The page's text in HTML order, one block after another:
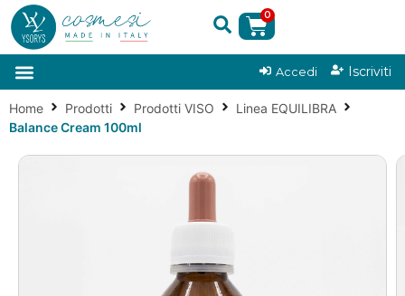
0
Accedi Iscriviti
Home Prodotti Prodotti VISO
Linea EQUILIBRA
Balance Cream 100ml